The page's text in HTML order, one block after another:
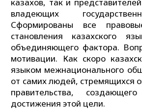
казахов, так и
владеющих
Сформированы все
становления казахского
объединяющего фактора.
мотивации. Как скоро
языком межнационального
от самих людей, стремящихся
правительства,
достижения этой цели.